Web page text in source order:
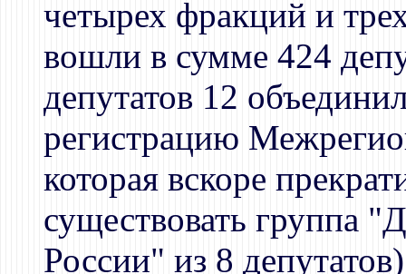
четырех фракций и
вошли в сумме 424
депутатов 12
регистрацию
которая вскоре
существовать группа
России" из 8